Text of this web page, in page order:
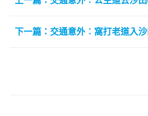
下一篇：交通意外︰窩打老道入